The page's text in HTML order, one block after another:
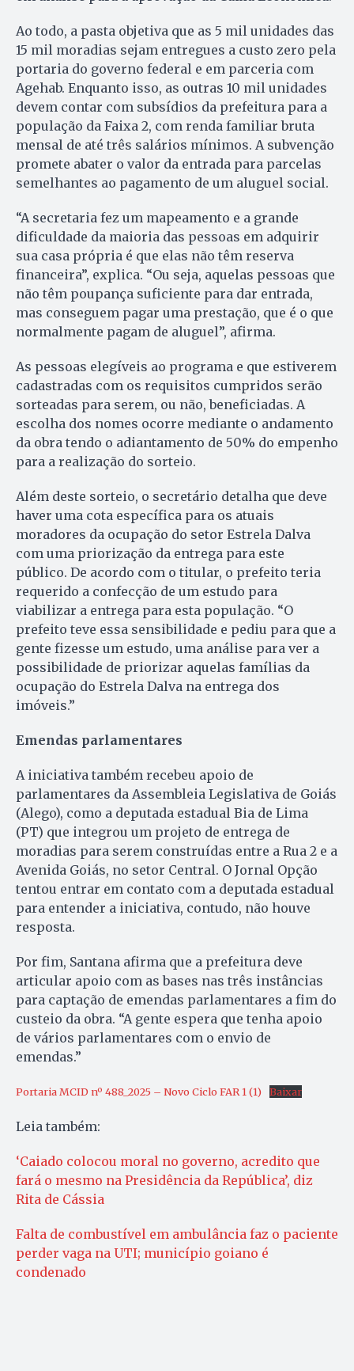
Ao todo, a pasta objetiva que as 5 mil unidades das
15 mil moradias sejam entregues a custo zero pela
portaria do governo federal e em parceria com
Agehab. Enquanto isso, as outras 10 mil unidades
devem contar com subsídios da prefeitura para a
população da Faixa 2, com renda familiar bruta
mensal de até três salários mínimos. A subvenção
promete abater o valor da entrada para parcelas
semelhantes ao pagamento de um aluguel social.
“A secretaria fez um mapeamento e a grande
dificuldade da maioria das pessoas em adquirir
sua casa própria é que elas não têm reserva
financeira”, explica. “Ou seja, aquelas pessoas que
não têm poupança suficiente para dar entrada,
mas conseguem pagar uma prestação, que é o que
normalmente pagam de aluguel”, afirma.
As pessoas elegíveis ao programa e que estiverem
cadastradas com os requisitos cumpridos serão
sorteadas para serem, ou não, beneficiadas. A
escolha dos nomes ocorre mediante o andamento
da obra tendo o adiantamento de 50% do empenho
para a realização do sorteio.
Além deste sorteio, o secretário detalha que deve
haver uma cota específica para os atuais
moradores da ocupação do setor Estrela Dalva
com uma priorização da entrega para este
público. De acordo com o titular, o prefeito teria
requerido a confecção de um estudo para
viabilizar a entrega para esta população. “O
prefeito teve essa sensibilidade e pediu para que a
gente fizesse um estudo, uma análise para ver a
possibilidade de priorizar aquelas famílias da
ocupação do Estrela Dalva na entrega dos
imóveis.”
Emendas parlamentares
A iniciativa também recebeu apoio de
parlamentares da Assembleia Legislativa de Goiás
(Alego), como a deputada estadual Bia de Lima
(PT) que integrou um projeto de entrega de
moradias para serem construídas entre a Rua 2 e a
Avenida Goiás, no setor Central. O Jornal Opção
tentou entrar em contato com a deputada estadual
para entender a iniciativa, contudo, não houve
resposta.
Por fim, Santana afirma que a prefeitura deve
articular apoio com as bases nas três instâncias
para captação de emendas parlamentares a fim do
custeio da obra. “A gente espera que tenha apoio
de vários parlamentares com o envio de
emendas.”
Portaria MCID nº 488_2025 – Novo Ciclo FAR 1 (1) Baixar
Leia também:
‘Caiado colocou moral no governo, acredito que
fará o mesmo na Presidência da República’, diz
Rita de Cássia
Falta de combustível em ambulância faz o paciente
perder vaga na UTI; município goiano é
condenado